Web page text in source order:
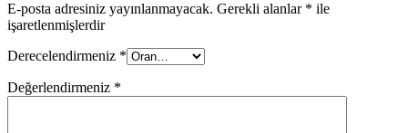
E-posta adresiniz yayınlanmayacak. Gerekli alanlar * ile
işaretlenmişlerdir
Derecelendirmeniz *
Değerlendirmeniz *